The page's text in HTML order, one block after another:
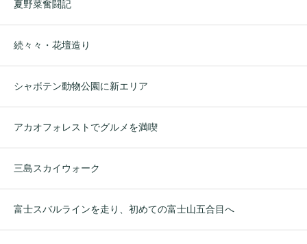
夏野菜奮闘記
続々々・花壇造り
シャボテン動物公園に新エリア
アカオフォレストでグルメを満喫
三島スカイウォーク
富士スバルラインを走り、初めての富士山五合目へ